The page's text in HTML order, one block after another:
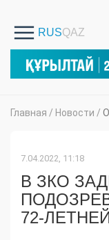
Главная / Новости /
7.04.2022, 11:18
В ЗКО
72-